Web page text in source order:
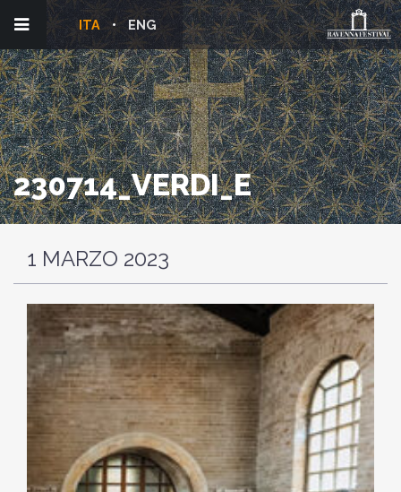
ENG
ITA
230714_VERDI_E
1 MARZO 2023